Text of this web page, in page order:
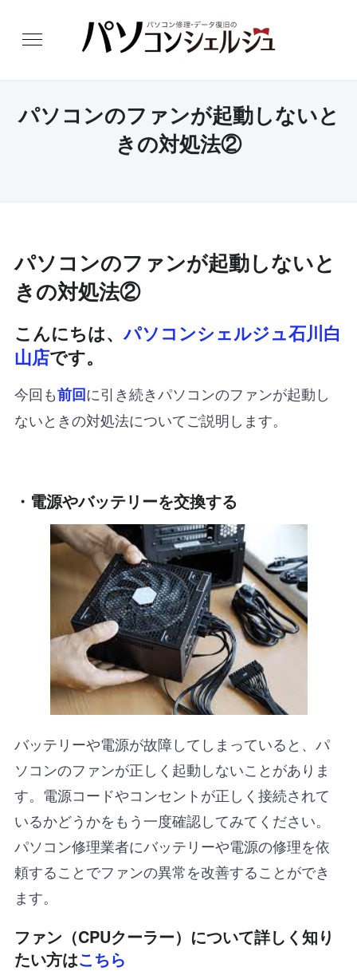
パソコンのファンが起動しないと
きの対処法②
パソコンのファンが起動しないと
きの対処法②
こんにちは、パソコンシェルジュ石川白
山店です。
今回も前回に引き続きパソコンのファンが起動し
ないときの対処法についてご説明します。
・電源やバッテリーを交換する
バッテリーや電源が故障してしまっていると、パ
ソコンのファンが正しく起動しないことがありま
す。電源コードやコンセントが正しく接続されて
いるかどうかをもう一度確認してみてください。
パソコン修理業者にバッテリーや電源の修理を依
頼することでファンの異常を改善することができ
ます。
ファン（CPUクーラー）について詳しく知り
たい方はこちら